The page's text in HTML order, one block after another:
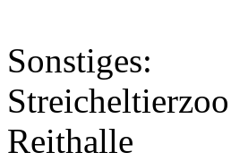
Sonstiges:
Reithalle